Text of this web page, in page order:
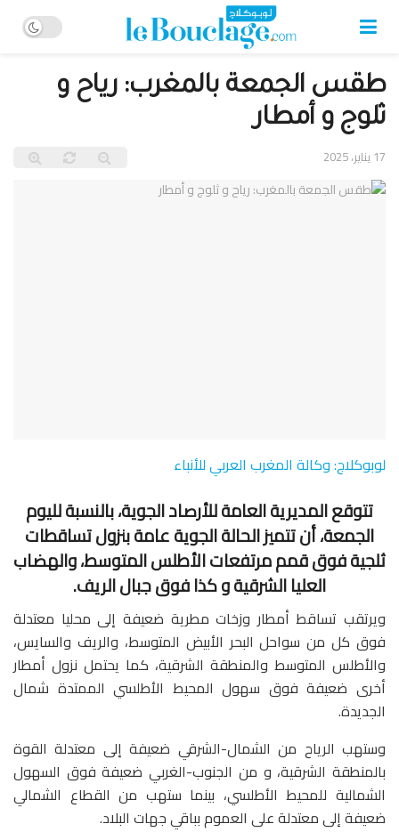
طقس الجمعة بالمغرب: رياح و
ثلوج و أمطار
17 يناير، 2025
لوبوكلاج: وكالة المغرب العربي للأنباء
تتوقع المديرية العامة للأرصاد الجوية، بالنسبة لليوم
الجمعة، أن تتميز الحالة الجوية عامة بنزول تساقطات
ثلجية فوق قمم مرتفعات الأطلس المتوسط، والهضاب
العليا الشرقية و كذا فوق جبال الريف.
ويرتقب تساقط أمطار وزخات مطرية ضعيفة إلى محليا معتدلة
فوق كل من سواحل البحر الأبيض المتوسط، والريف والسايس،
والأطلس المتوسط والمنطقة الشرقية، كما يحتمل نزول أمطار
أخرى ضعيفة فوق سهول المحيط الأطلسي الممتدة شمال
الجديدة.
وستهب الرياح من الشمال-الشرقي ضعيفة إلى معتدلة القوة
بالمنطقة الشرقية، و من الجنوب-الغربي ضعيفة فوق السهول
الشمالية للمحيط الأطلسي، بينما ستهب من القطاع الشمالي
ضعيفة إلى معتدلة على العموم بباقي جهات البلاد.